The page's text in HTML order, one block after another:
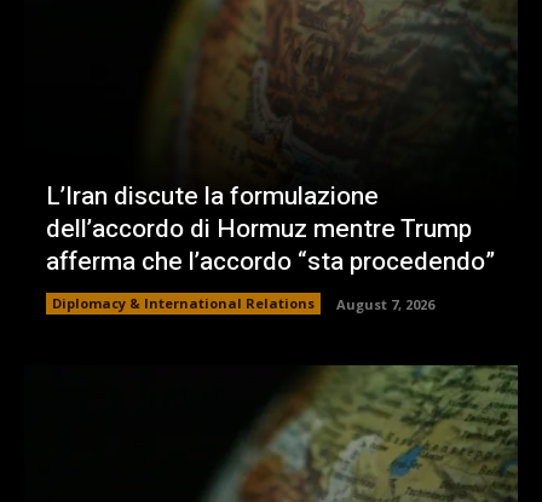
L’Iran discute la formulazione
dell’accordo di Hormuz mentre Trump
afferma che l’accordo “sta procedendo”
Diplomacy & International Relations August 7, 2026